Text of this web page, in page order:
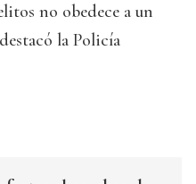
no obedece a un
la Policía